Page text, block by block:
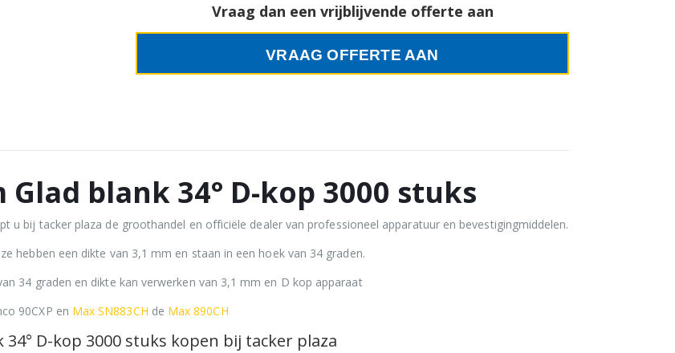
Vraag dan een vrijblijvende offerte aan
VRAAG OFFERTE AAN
blank 34° D-kop 3000 stuks
u bij tacker plaza de groothandel en officiële dealer van professioneel apparatuur en bevestigingmiddelen.
hebben een dikte van 3,1 mm en staan in een hoek van 34 graden.
34 graden en dikte kan verwerken van 3,1 mm en D kop apparaat
90CXP en Max SN883CH de Max 890CH
D-kop 3000 stuks kopen bij tacker plaza